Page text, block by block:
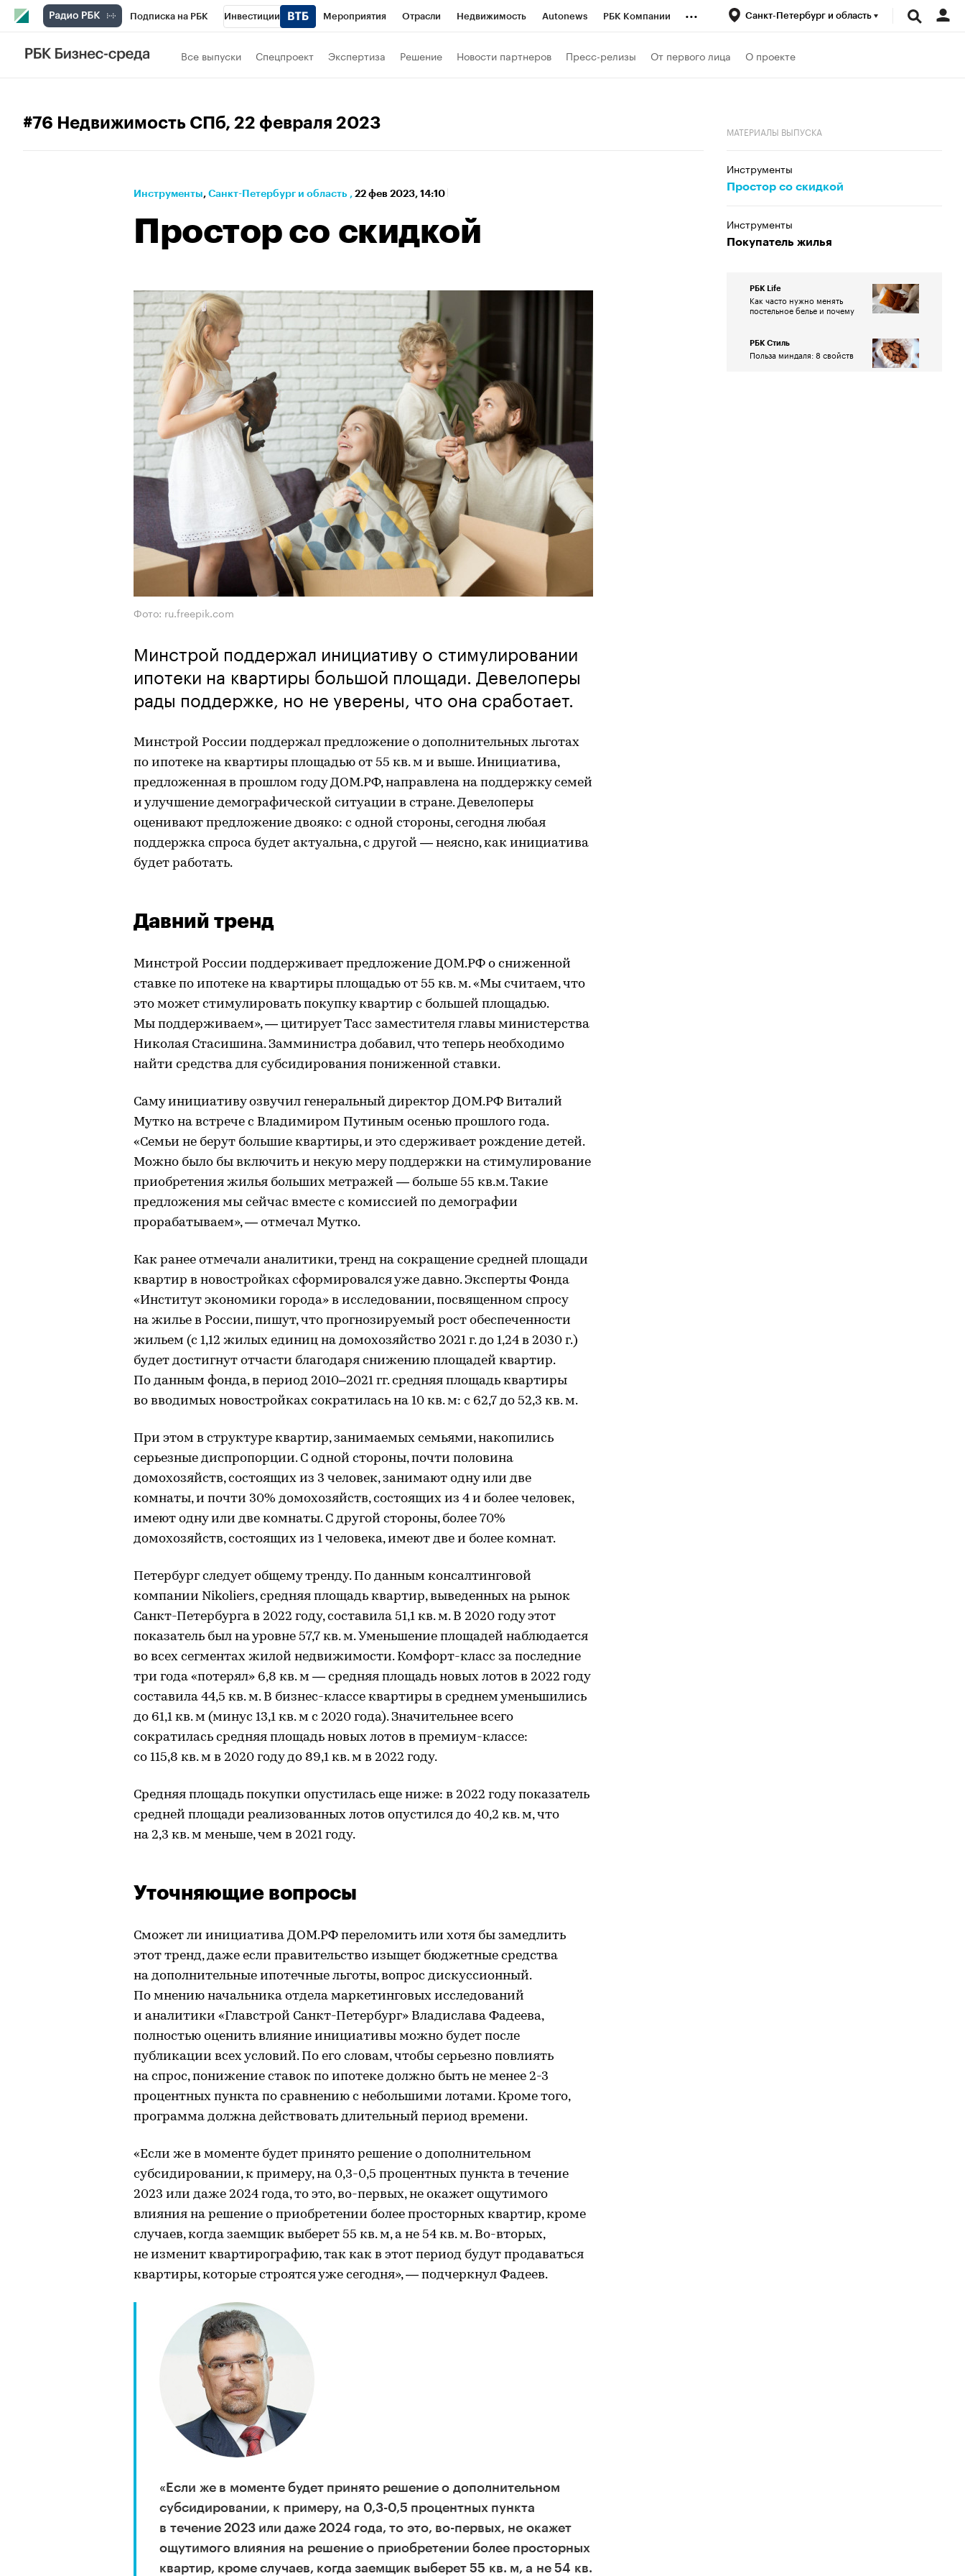
Подписка на РБК Инвестиции Мероприятия Отрасли Недвижимость Autonews РБК Компании
Телеканал
Кредитные рейтинги
... Санкт-Петербург и область
Все выпуски Спецпроект Экспертиза Решение Новости партнеров Пресс-релизы От первого лица О проекте
#76 Недвижимость СПб, 22 февраля 2023
Инструменты⁠, Санкт-Петербург и область , 22 фев 2023, 14:10
Простор со скидкой
Фото: ru.freepik.com
Минстрой поддержал инициативу о стимулировании
ипотеки на квартиры большой площади. Девелоперы
рады поддержке, но не уверены, что она сработает.
Минстрой России поддержал предложение о дополнительных льготах
по ипотеке на квартиры площадью от 55 кв. м и выше. Инициатива,
предложенная в прошлом году ДОМ.РФ, направлена на поддержку семей
и улучшение демографической ситуации в стране. Девелоперы
оценивают предложение двояко: с одной стороны, сегодня любая
поддержка спроса будет актуальна, с другой — неясно, как инициатива
будет работать.
Давний тренд
Минстрой России поддерживает предложение ДОМ.РФ о сниженной
ставке по ипотеке на квартиры площадью от 55 кв. м. «Мы считаем, что
это может стимулировать покупку квартир с большей площадью.
Мы поддерживаем», — цитирует Тасс заместителя главы министерства
Николая Стасишина. Замминистра добавил, что теперь необходимо
найти средства для субсидирования пониженной ставки.
Саму инициативу озвучил генеральный директор ДОМ.РФ Виталий
Мутко на встрече с Владимиром Путиным осенью прошлого года.
«Семьи не берут большие квартиры, и это сдерживает рождение детей.
Можно было бы включить и некую меру поддержки на стимулирование
приобретения жилья больших метражей — больше 55 кв.м. Такие
предложения мы сейчас вместе с комиссией по демографии
прорабатываем», — отмечал Мутко.
Как ранее отмечали аналитики, тренд на сокращение средней площади
квартир в новостройках сформировался уже давно. Эксперты Фонда
«Институт экономики города» в исследовании, посвященном спросу
на жилье в России, пишут, что прогнозируемый рост обеспеченности
жильем (с 1,12 жилых единиц на домохозяйство 2021 г. до 1,24 в 2030 г.)
будет достигнут отчасти благодаря снижению площадей квартир.
По данным фонда, в период 2010–2021 гг. средняя площадь квартиры
во вводимых новостройках сократилась на 10 кв. м: с 62,7 до 52,3 кв. м.
При этом в структуре квартир, занимаемых семьями, накопились
серьезные диспропорции. С одной стороны, почти половина
домохозяйств, состоящих из 3 человек, занимают одну или две
комнаты, и почти 30% домохозяйств, состоящих из 4 и более человек,
имеют одну или две комнаты. С другой стороны, более 70%
домохозяйств, состоящих из 1 человека, имеют две и более комнат.
Петербург следует общему тренду. По данным консалтинговой
компании Nikoliers, средняя площадь квартир, выведенных на рынок
Санкт-Петербурга в 2022 году, составила 51,1 кв. м. В 2020 году этот
показатель был на уровне 57,7 кв. м. Уменьшение площадей наблюдается
во всех сегментах жилой недвижимости. Комфорт-класс за последние
три года «потерял» 6,8 кв. м — средняя площадь новых лотов в 2022 году
составила 44,5 кв. м. В бизнес-классе квартиры в среднем уменьшились
до 61,1 кв. м (минус 13,1 кв. м с 2020 года). Значительнее всего
сократилась средняя площадь новых лотов в премиум-классе:
со 115,8 кв. м в 2020 году до 89,1 кв. м в 2022 году.
Средняя площадь покупки опустилась еще ниже: в 2022 году показатель
средней площади реализованных лотов опустился до 40,2 кв. м, что
на 2,3 кв. м меньше, чем в 2021 году.
Уточняющие вопросы
Сможет ли инициатива ДОМ.РФ переломить или хотя бы замедлить
этот тренд, даже если правительство изыщет бюджетные средства
на дополнительные ипотечные льготы, вопрос дискуссионный.
По мнению начальника отдела маркетинговых исследований
и аналитики «Главстрой Санкт-Петербург» Владислава Фадеева,
полностью оценить влияние инициативы можно будет после
публикации всех условий. По его словам, чтобы серьезно повлиять
на спрос, понижение ставок по ипотеке должно быть не менее 2-3
процентных пункта по сравнению с небольшими лотами. Кроме того,
программа должна действовать длительный период времени.
«Если же в моменте будет принято решение о дополнительном
субсидировании, к примеру, на 0,3-0,5 процентных пункта в течение
2023 или даже 2024 года, то это, во-первых, не окажет ощутимого
влияния на решение о приобретении более просторных квартир, кроме
случаев, когда заемщик выберет 55 кв. м, а не 54 кв. м. Во-вторых,
не изменит квартирографию, так как в этот период будут продаваться
квартиры, которые строятся уже сегодня», — подчеркнул Фадеев.
«Если же в моменте будет принято решение о дополнительном
субсидировании, к примеру, на 0,3-0,5 процентных пункта
в течение 2023 или даже 2024 года, то это, во-первых, не окажет
ощутимого влияния на решение о приобретении более просторных
квартир, кроме случаев, когда заемщик выберет 55 кв. м, а не 54 кв.
МАТЕРИАЛЫ ВЫПУСКА
Инструменты
Простор со скидкой
Инструменты
Покупатель жилья
РБК Life
Как часто нужно менять
постельное белье и почему
РБК Стиль
Польза миндаля: 8 свойств